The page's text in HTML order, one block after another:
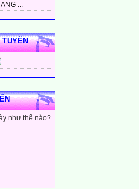
...
TUYẾN
như thế nào?